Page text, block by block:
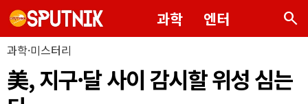
과학 엔터 search
과학·미스터리
美, 지구·달 사이 감시할 위성 심는